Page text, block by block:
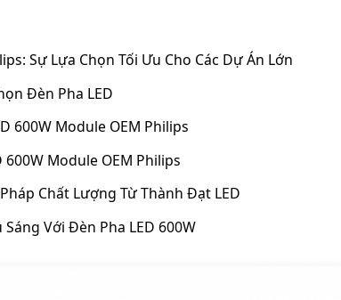
Sự Lựa Chọn Tối Ưu Cho Các Dự Án Lớn
Đèn Pha LED
600W Module OEM Philips
Module OEM Philips
Chất Lượng Từ Thành Đạt LED
Với Đèn Pha LED 600W